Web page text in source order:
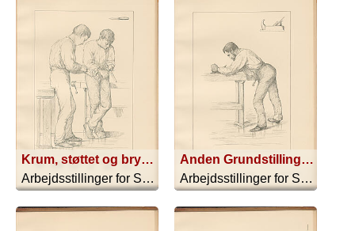
K rum, støttet og brysttrykkende Stilling til Snitning. Kniv III C; Krum of støttet Stilling til Snitning. Kniv III D
Arbejdsstillinger for Sløjdskoler - 1896
Anden Grundstilling. Normal Stilling til Høvling II. Høvl IV B
Arbejdsstillinger for Sløjdskoler - 1896